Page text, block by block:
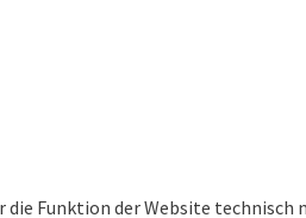
die Funktion der Website